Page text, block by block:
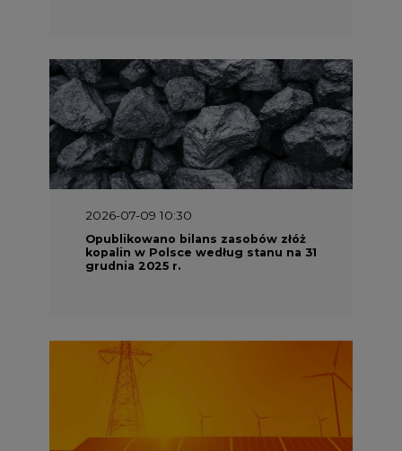
2026-07-09 10:30
Opublikowano bilans zasobów złóż
kopalin w Polsce według stanu na 31
grudnia 2025 r.